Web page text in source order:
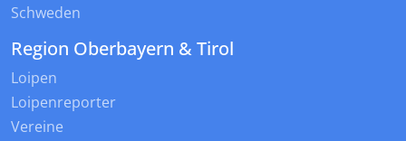
Schweden
Region Oberbayern & Tirol
Loipen
Loipenreporter
Vereine